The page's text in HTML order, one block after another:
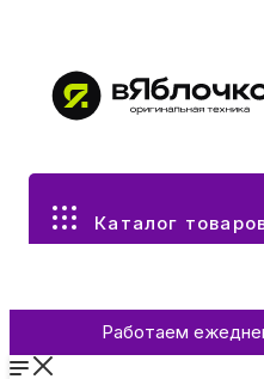
Каталог
Работаем
Все разделы каталога